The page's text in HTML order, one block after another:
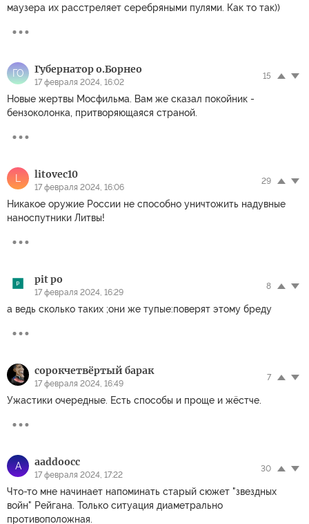
маузера их расстреляет серебряными пулями. Как то так))
ГО Губернатор о.Борнео
17 февраля 2024, 16:02
15
Новые жертвы Мосфильма. Вам же сказал покойник -
бензоколонка, притворяющаяся страной.
L litovec10
17 февраля 2024, 16:06
29
Никакое оружие России не способно уничтожить надувные
наноспутники Литвы!
pit po
17 февраля 2024, 16:29
8
а ведь сколько таких ;они же тупые:поверят этому бреду
сорокчетвёртый барак
17 февраля 2024, 16:49
7
Ужастики очередные. Есть способы и проще и жёстче.
A aaddoocc
17 февраля 2024, 17:22
30
Что-то мне начинает напоминать старый сюжет "звездных
войн" Рейгана. Только ситуация диаметрально
противоположная.